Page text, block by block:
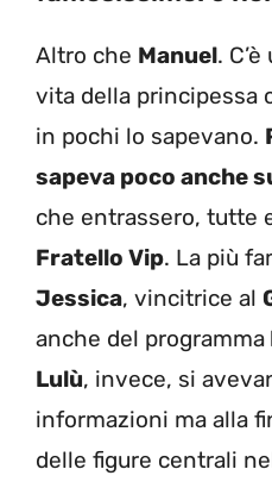
Altro che Manuel.
vita della principessa
in pochi lo sapevano.
sapeva poco anche
che entrassero, tutte
Fratello Vip. La più
Jessica, vincitrice al
anche del programma
Lulù, invece, si
informazioni ma alla
delle figure centrali